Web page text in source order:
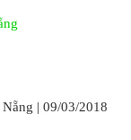
| 09/03/2018